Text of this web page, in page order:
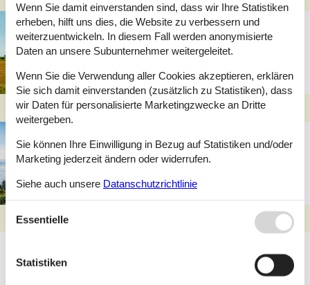
Ferienhaus in Ebeltoft
mit Meerblick – Wohnen
mit Panoramaaussicht
Strand – Urlaub direkt am
Meer
Alle
Wenn Sie damit einverstanden sind, dass wir Ihre Statistiken
erheben, hilft uns dies, die Website zu verbessern und
weiterzuentwickeln. In diesem Fall werden anonymisierte
Daten an unsere Subunternehmer weitergeleitet.
Wenn Sie die Verwendung aller Cookies akzeptieren, erklären
Sie sich damit einverstanden (zusätzlich zu Statistiken), dass
wir Daten für personalisierte Marketingzwecke an Dritte
weitergeben.
Sie können Ihre Einwilligung in Bezug auf Statistiken und/oder
Marketing jederzeit ändern oder widerrufen.
Siehe auch unsere Datanschutzrichtlinie
Essentielle
Statistiken